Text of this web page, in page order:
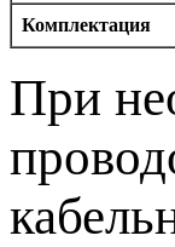
Комплектация
При